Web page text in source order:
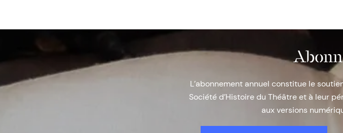
L’abonnement annuel constitue le
Société d’Histoire du Théâtre et à leur
aux versions